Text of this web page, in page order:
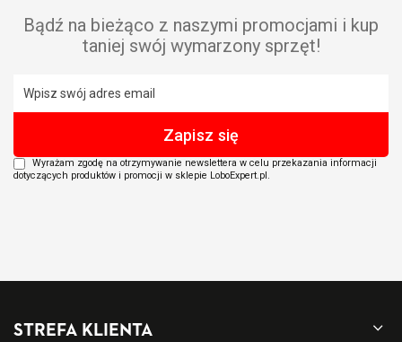
Bądź na bieżąco z naszymi promocjami i kup
taniej swój wymarzony sprzęt!
Wyrażam zgodę na otrzymywanie newslettera w celu przekazania informacji
dotyczących produktów i promocji w sklepie LoboExpert.pl.
STREFA KLIENTA